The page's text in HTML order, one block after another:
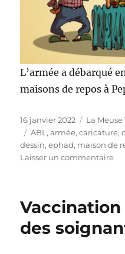
L’armée a débarqué
maisons de repos à
Publié
le
16 janvier 2022 La Meuse
Étiquettes
ABL ,armée,caricature,
dessin,ephad, maison de
Laisser un commentairesur
!
des